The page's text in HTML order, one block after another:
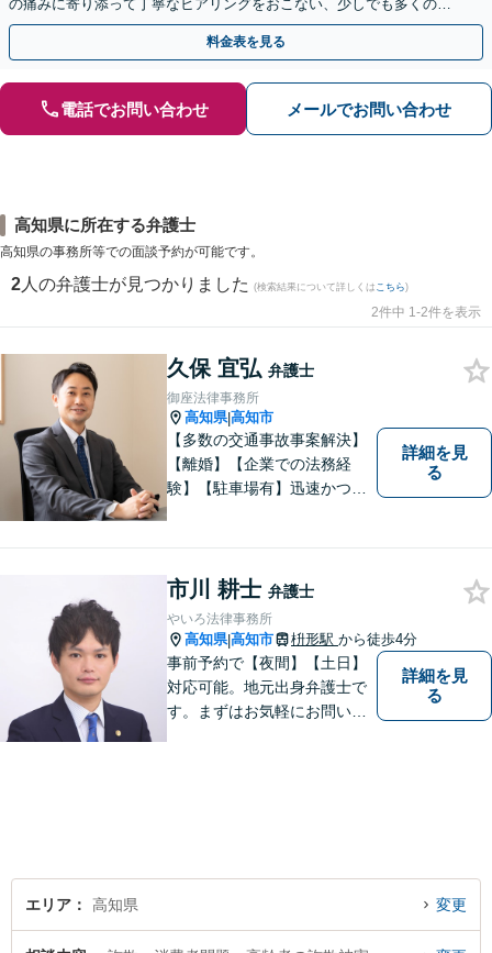
の痛みに寄り添って丁寧なヒアリングをおこない、少しでも多くの返
金が得られるよう尽力します！
料金表を見る
電話でお問い合わせ メールでお問い合わせ
高知県に所在する弁護士
高知県の事務所等での面談予約が可能です。
2 人の弁護士が見つかりました (検索結果について詳しくは こちら)
2件中 1-2件を表示
久保 宜弘 弁護士
御座法律事務所
高知県|高知市
【多数の交通事故事案解決】
【離婚】【企業での法務経
験】【駐車場有】迅速かつ丁
い。
詳細を見
る
市川 耕士 弁護士
やいろ法律事務所
高知県|高知市 枡形駅 から徒歩4分
事前予約で【夜間】【土日】
対応可能。地元出身弁護士で
す。まずはお気軽にお問い合
詳細を見
る
エリア 高知県 変更